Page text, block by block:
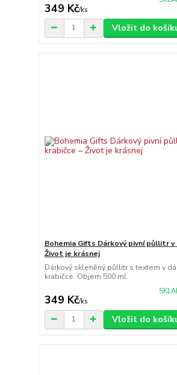
349 Kč/ks
Vložit do
Bohemia Gifts Dárkový pivní půllitr v
Život je krásnej
Dárkový skleněný půllitr s textem v
krabičce. Objem 500 ml.
349 Kč/ks
Vložit do